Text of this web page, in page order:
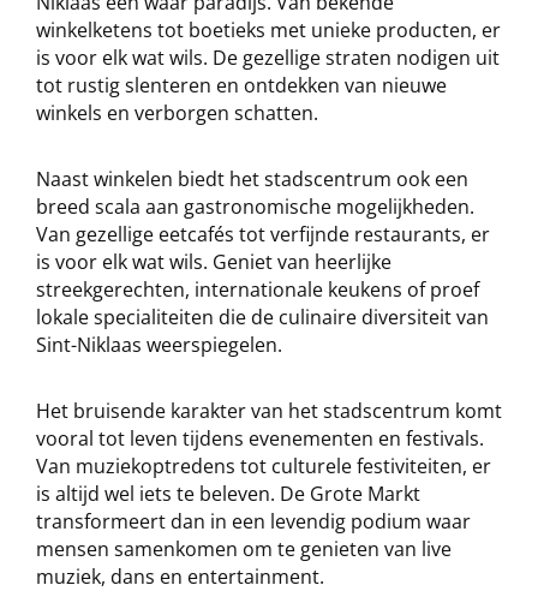
winkelketens tot boetieks met unieke producten, er
is voor elk wat wils. De gezellige straten nodigen uit
tot rustig slenteren en ontdekken van nieuwe
winkels en verborgen schatten.
Naast winkelen biedt het stadscentrum ook een
breed scala aan gastronomische mogelijkheden.
Van gezellige eetcafés tot verfijnde restaurants, er
is voor elk wat wils. Geniet van heerlijke
streekgerechten, internationale keukens of proef
lokale specialiteiten die de culinaire diversiteit van
Sint-Niklaas weerspiegelen.
Het bruisende karakter van het stadscentrum komt
vooral tot leven tijdens evenementen en festivals.
Van muziekoptredens tot culturele festiviteiten, er
is altijd wel iets te beleven. De Grote Markt
transformeert dan in een levendig podium waar
mensen samenkomen om te genieten van live
muziek, dans en entertainment.